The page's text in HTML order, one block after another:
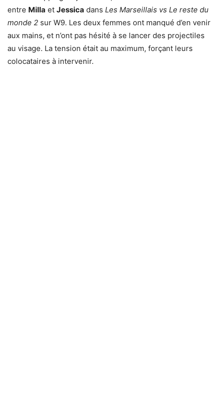
entre Milla et Jessica dans Les Marseillais vs Le reste du
monde 2 sur W9. Les deux femmes ont manqué d’en venir
aux mains, et n’ont pas hésité à se lancer des projectiles
au visage. La tension était au maximum, forçant leurs
colocataires à intervenir.